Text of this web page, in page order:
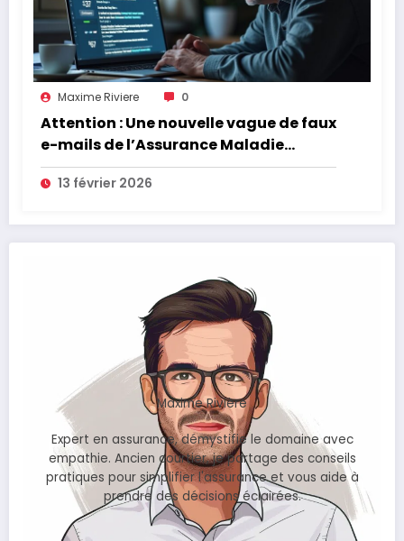
Maxime Riviere 0
Attention : Une nouvelle vague de faux
e-mails de l’Assurance Maladie
menace la couverture de vos frais de
santé
13 février 2026
Maxime Rivière
Expert en assurance, démystifie le domaine avec
empathie. Ancien courtier, je partage des conseils
pratiques pour simplifier l'assurance et vous aide à
prendre des décisions éclairées.